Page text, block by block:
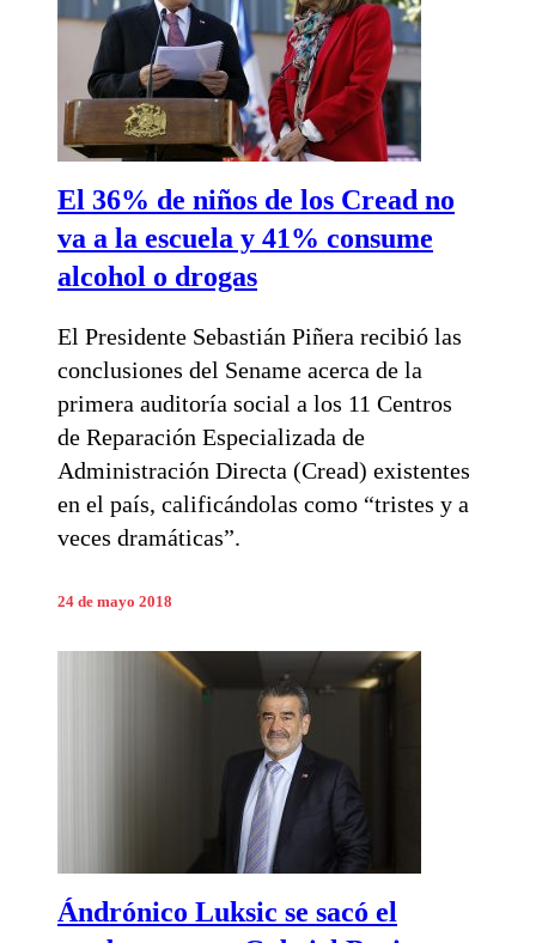
El 36% de niños de los Cread no
va a la escuela y 41% consume
alcohol o drogas
El Presidente Sebastián Piñera recibió las
conclusiones del Sename acerca de la
primera auditoría social a los 11 Centros
de Reparación Especializada de
Administración Directa (Cread) existentes
en el país, calificándolas como “tristes y a
veces dramáticas”.
24 de mayo 2018
Ándrónico Luksic se sacó el